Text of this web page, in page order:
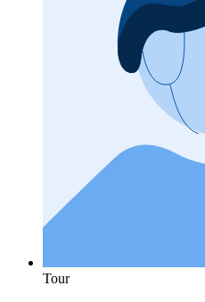
Tour